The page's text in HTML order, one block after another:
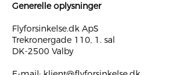
Kontakt
Generelle oplysninger
Flyforsinkelse.dk ApS
Trekronergade 110, 1. sal
DK-2500 Valby